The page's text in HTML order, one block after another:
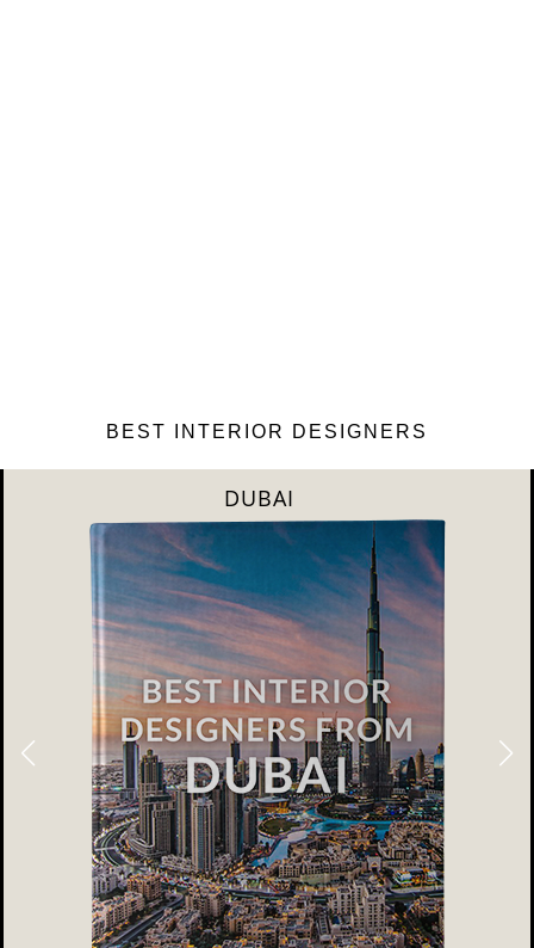
BEST INTERIOR DESIGNERS